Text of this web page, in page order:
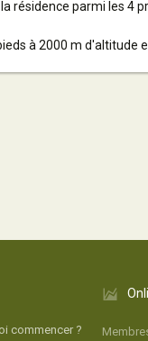
résidence parmi les
à 2000 m d'altitude
commencer ?